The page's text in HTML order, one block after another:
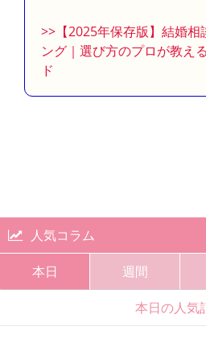
>>【2025年保存版】結婚相
ング｜選び方のプロが教え
ド
人気コラム
本日 週間
本日の人気